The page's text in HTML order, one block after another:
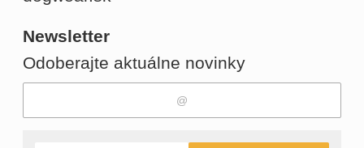
Newsletter
Odoberajte aktuálne novinky